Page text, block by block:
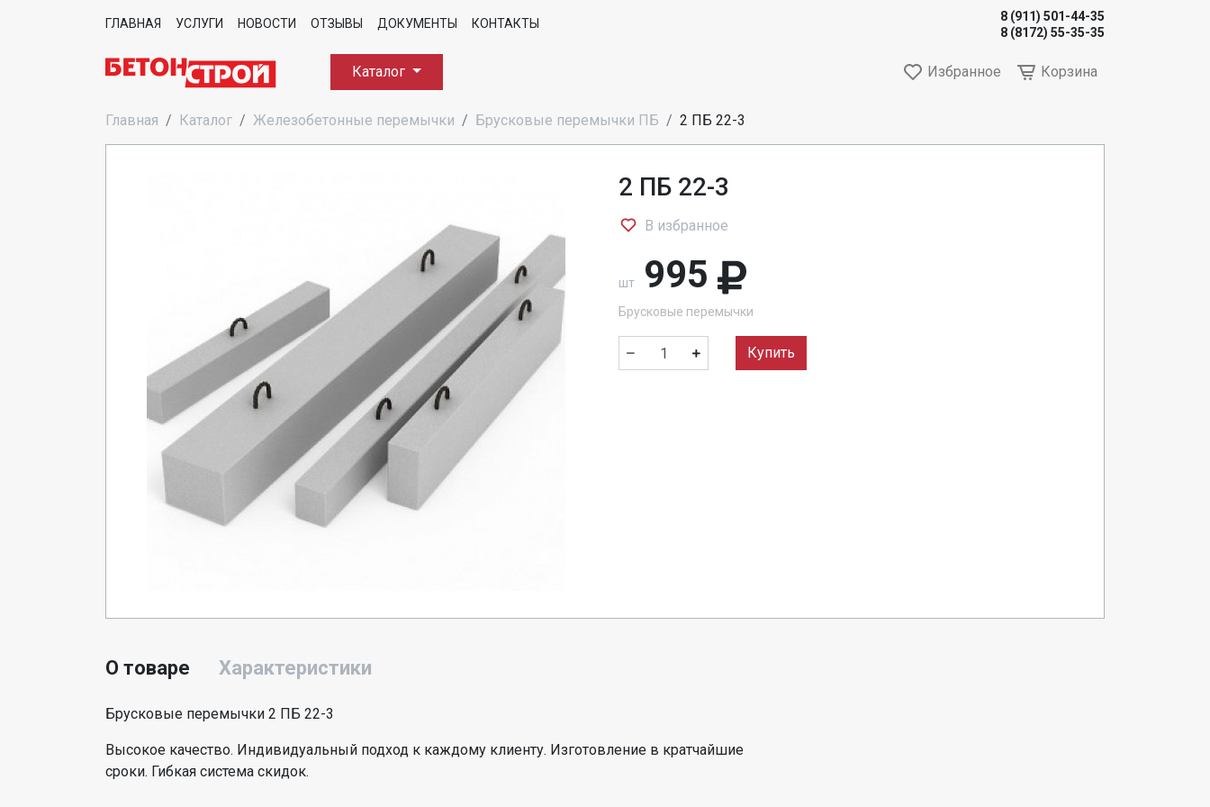
ГЛАВНАЯ УСЛУГИ НОВОСТИ ОТЗЫВЫ ДОКУМЕНТЫ КОНТАКТЫ
8 (911) 501-44-35
8 (8172) 55-35-35
Избранное Корзина
Каталог
Главная Каталог Железобетонные перемычки Брусковые перемычки ПБ 2 ПБ 22-3
2 ПБ 22-3
В избранное
шт 995
Брусковые перемычки
Купить
О товаре Характеристики
Брусковые перемычки 2 ПБ 22-3
Высокое качество. Индивидуальный подход к каждому клиенту. Изготовление в кратчайшие
сроки. Гибкая система скидок.